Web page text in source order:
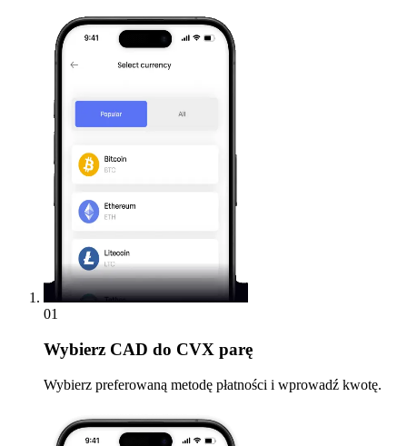
01
Wybierz CAD do CVX parę
Wybierz preferowaną metodę płatności i wprowadź kwotę.